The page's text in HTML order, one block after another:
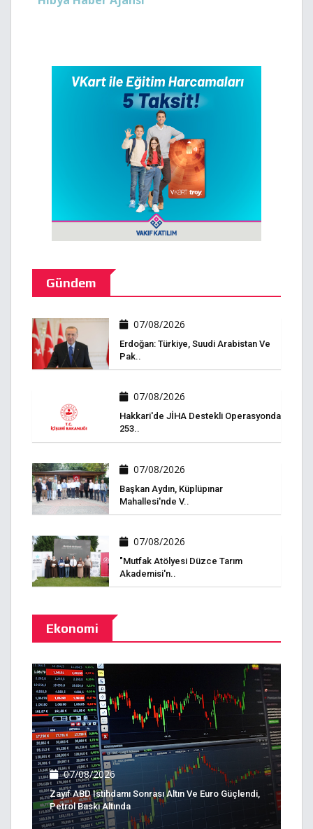
Gündem
07/08/2026
Erdoğan: Türkiye, Suudi Arabistan Ve
Pak..
07/08/2026
Hakkari'de JİHA Destekli Operasyonda
253..
07/08/2026
Başkan Aydın, Küplüpınar
Mahallesi'nde V..
07/08/2026
"Mutfak Atölyesi Düzce Tarım
Akademisi'n..
Ekonomi
07/08/2026
Zayıf ABD Istihdamı Sonrası Altın Ve Euro Güçlendi,
Petrol Baskı Altında